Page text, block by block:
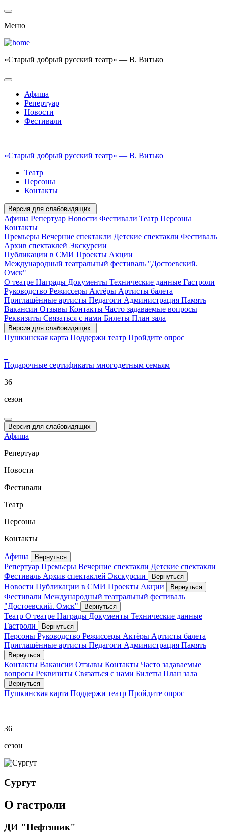
Меню
«Старый добрый русский театр» — В. Витько
Афиша
Репертуар
Новости
Фестивали
«Старый добрый русский театр» — В. Витько
Театр
Персоны
Контакты
Версия для слабовидящих
Афиша Репертуар Новости Фестивали Театр Персоны
Контакты
Премьеры Вечерние спектакли Детские спектакли Фестиваль
Архив спектаклей Экскурсии
Публикации в СМИ Проекты Акции
Международный театральный фестиваль "Достоевский.
Омск"
О театре Награды Документы Технические данные Гастроли
Руководство Режиссеры Актёры Артисты балета
Приглашённые артисты Педагоги Администрация Память
Вакансии Отзывы Контакты Часто задаваемые вопросы
Реквизиты Связаться с нами Билеты План зала
Версия для слабовидящих
Пушкинская карта Поддержи театр Пройдите опрос
Подарочные сертификаты многодетным семьям
36
сезон
Версия для слабовидящих
Афиша
Репертуар
Новости
Фестивали
Театр
Персоны
Контакты
Афиша Вернуться
Репертуар Премьеры Вечерние спектакли Детские спектакли
Фестиваль Архив спектаклей Экскурсии Вернуться
Новости Публикации в СМИ Проекты Акции Вернуться
Фестивали Международный театральный фестиваль
"Достоевский. Омск"
Вернуться
Театр О театре Награды Документы Технические данные
Гастроли
Вернуться
Персоны Руководство Режиссеры Актёры Артисты балета
Приглашённые артисты Педагоги Администрация Память
Вернуться
Контакты Вакансии Отзывы Контакты Часто задаваемые
вопросы Реквизиты Связаться с нами Билеты План зала
Вернуться
Пушкинская карта Поддержи театр Пройдите опрос
36
сезон
Сургут
О гастроли
ДИ "Нефтяник"